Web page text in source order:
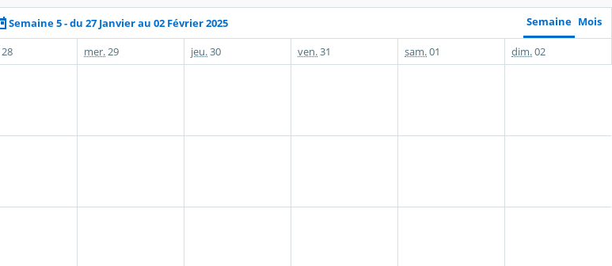
Semaine 5 - du 27 Janvier au 02 Février 2025 Semaine Mois
28 mer. 29 jeu.30 ven.31 sam.01 dim.02